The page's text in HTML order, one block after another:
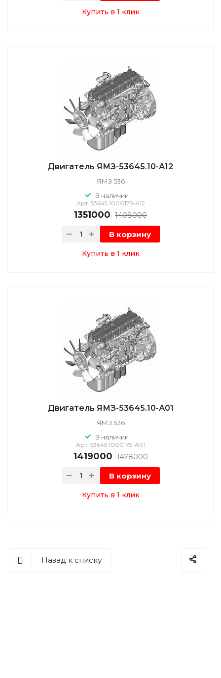
Купить в 1 клик
Двигатель ЯМЗ-53645.10-А12
ЯМЗ 536
В наличии
Арт. 53645.1000175-А12
1351000 1408000
В корзину
Купить в 1 клик
Двигатель ЯМЗ-53645.10-А01
ЯМЗ 536
В наличии
Арт. 53645.1000175-А01
1419000 1478000
В корзину
Купить в 1 клик
Назад к списку